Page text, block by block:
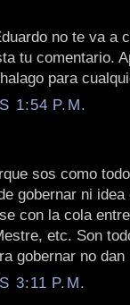
no te va a
tu comentario.
para
1:54 P.M.
sos como
gobernar ni
con la cola
etc. Son
gobernar no
3:11 P.M.